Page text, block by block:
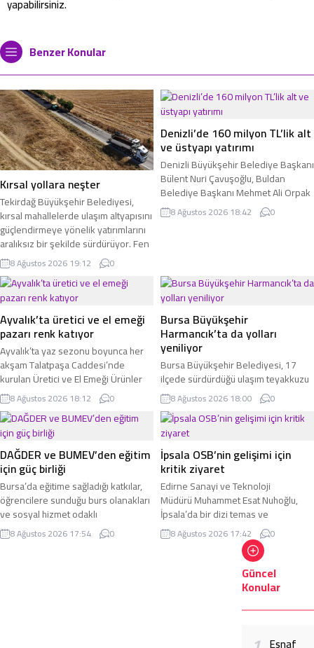
yapabilirsiniz.
Benzer Konular
Kırsal yollara neşter
Tekirdağ Büyükşehir Belediyesi,
kırsal mahallelerde ulaşım altyapısını
güçlendirmeye yönelik yatırımlarını
aralıksız bir şekilde sürdürüyor. Fen
İşleri Dairesi Başkanlığı tarafından
Süleymanpaşa’ya bağlı Yağcı
Mahallesi'ni Hayrabolu ve Malkara
ilçelerine bağlayan güzergâhta
yürütülen ikinci etap asfalt çalışmaları
tamamlandı.
8 Ağustos 2026 19:12 0
Denizli’de 160 milyon TL’lik alt
ve üstyapı yatırımı
Denizli Büyükşehir Belediye Başkanı
Bülent Nuri Çavuşoğlu, Buldan
Belediye Başkanı Mehmet Ali Orpak
ile birlikte ilçede gerçekleştirdiği
saha incelemelerinde, DESKİ ve Fen
8 Ağustos 2026 18:42 0
Ayvalık’ta üretici ve el emeği
pazarı renk katıyor
Ayvalık’ta yaz sezonu boyunca her
akşam Talatpaşa Caddesi’nde
kurulan Üretici ve El Emeği Ürünler
Pazarı, kent sakinleri ve
ziyaretçilerin ilgi odağı olmaya
devam ediyor. Ayvalık Belediye
Başkanı Mesut Ergin, eşi Canan Ergin
ile birlikte gece pazarını ziyaret
ederek üretici ve el emeği
ürünleriyle tezgâh açan esnafla bir
araya geldi.
8 Ağustos 2026 18:12 0
Bursa Büyükşehir
Harmancık’ta da yolları
yeniliyor
Bursa Büyükşehir Belediyesi, 17
ilçede sürdürdüğü ulaşım teyakkuzu
çerçevesinde Harmacık ilçesinde 5
mahallenin yollarını yenileme
çalışmalarına hız verdi.
8 Ağustos 2026 18:00 0
DAĞDER ve BUMEV’den eğitim
için güç birliği
Bursa’da eğitime sağladığı katkılar,
öğrencilere sunduğu burs olanakları
ve sosyal hizmet odaklı
çalışmalarıyla öne çıkan Muş Eğitim
ve Hizmet Vakfı (BUMEV), sivil
8 Ağustos 2026 17:54 0
İpsala OSB’nin gelişimi için
kritik ziyaret
Edirne Sanayi ve Teknoloji
Müdürü Muhammet Esat Nuhoğlu,
İpsala’da bir dizi temas ve
incelemede bulundu. Ziyaret
kapsamında İpsala
Kaymakamı Hayrettin Buğra Güzel ile
bir araya gelen Nuhoğlu, bölgedeki
sanayi ve üretim potansiyeline
8 Ağustos 2026 17:42 0
Güncel
Konular